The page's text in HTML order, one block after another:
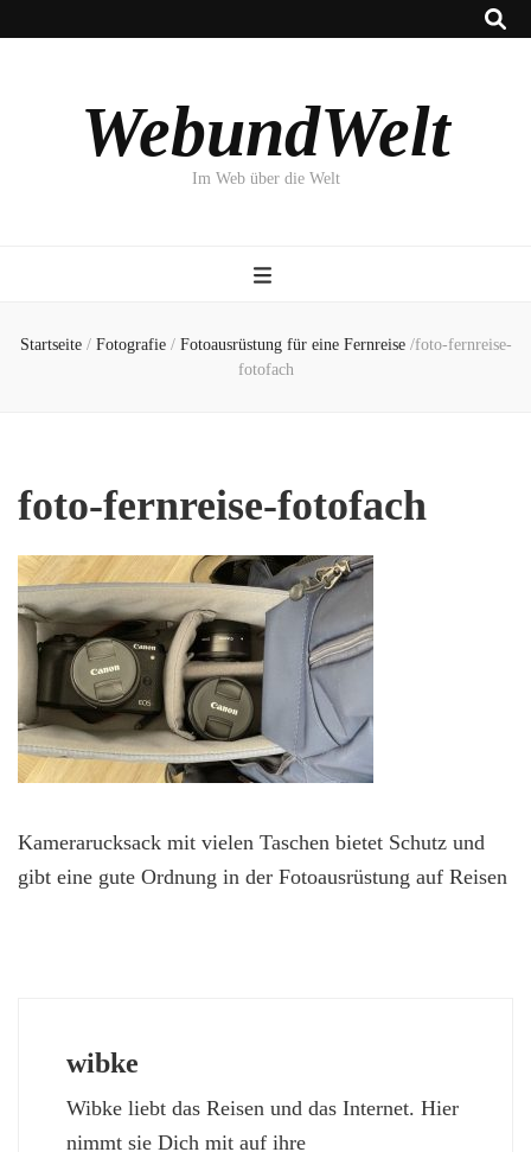
WebundWelt
Im Web über die Welt
Startseite / Fotografie / Fotoausrüstung für eine Fernreise /foto-fernreise-
fotofach
foto-fernreise-fotofach
Kamerarucksack mit vielen Taschen bietet Schutz und
gibt eine gute Ordnung in der Fotoausrüstung auf Reisen
wibke
Wibke liebt das Reisen und das Internet. Hier
nimmt sie Dich mit auf ihre